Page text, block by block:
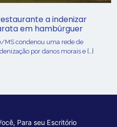
a indenizar
em hambúrguer
MS condenou uma rede de
por danos morais e […]
Para seu Escritório